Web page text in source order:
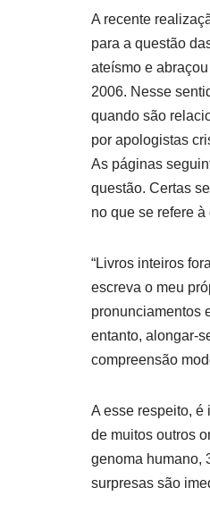
A recente
para a questão
ateísmo e
2006. Nesse
quando são
por apologistas
As páginas
questão. Certas
no que se refere
“Livros inteiros
escreva o meu
pronunciamentos
entanto, alongar-
compreensão
A esse respeito, é
de muitos outros
genoma humano,
surpresas são